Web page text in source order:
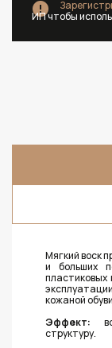
ИП чтобы
Мягкий воск
и больших
пластиковых
кожаной
Эффект:
структуру.